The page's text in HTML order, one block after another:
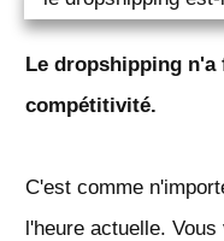
Le dropshipping n'a
compétitivité.
C'est comme
l'heure actuelle.